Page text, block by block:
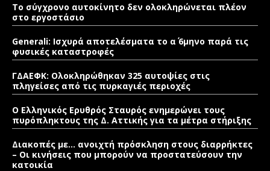
Το σύγχρονο αυτοκίνητο δεν ολοκληρώνεται πλέον
στο εργοστάσιο
Generali: Ισχυρά αποτελέσματα το α΄ 6μηνο παρά τις
φυσικές καταστροφές
ΓΔΑΕΦΚ: Ολοκληρώθηκαν 325 αυτοψίες στις
πληγείσες από τις πυρκαγιές περιοχές
Ο Ελληνικός Ερυθρός Σταυρός ενημερώνει τους
πυρόπληκτους της Δ. Αττικής για τα μέτρα στήριξης
Διακοπές με… ανοιχτή πρόσκληση στους διαρρήκτες
– Οι κινήσεις που μπορούν να προστατεύσουν την
κατοικία